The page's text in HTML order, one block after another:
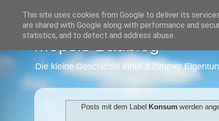
Mopsis Baublog
Die kleine Geschichte einer 3 Zimmer
Posts mit dem Label Konsumwerden
This site uses cookies from Google to deliver its
are shared with Google along with performance and
statistics, and to detect and address abuse.